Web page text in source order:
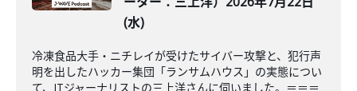
(水)
冷凍食品大手・ニチレイが受けたサイバー攻撃と、犯行声
明を出したハッカー集団「ランサムハウス」の実態につい
て、ITジャーナリストの三上洋さんに伺いました。＝＝＝